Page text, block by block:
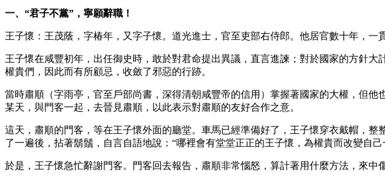
一、“君子不黨”，寧願辭職！
王子懷：王茂蔭，字椿年，又字子懷。道光進士，官至吏部右侍郎。他居官數十年，
王子懷在咸豐初年，出任御史時，敢於對君命提出異議，直言進諫；對於國家的方針
權貴們，因此而有所顧忌，收斂了邪惡的行跡。
當時肅順（字雨亭，官至戶部尚書，深得清朝咸豐帝的信用）掌握著國家的大權，但
某天，與門客一起，去晉見肅順，以此表示對肅順的友好合作之意。
這天，肅順的門客，等在王子懷外面的廳堂。車馬已經準備好了，王子懷穿衣戴帽，
了一遍後，拈著鬍鬚，自言自語地說：“哪裡會有堂堂正正的王子懷，為權貴而改變自
於是，王子懷急忙辭謝門客。門客回去報告，肅順非常惱怒，算計著用什麼方法，來中